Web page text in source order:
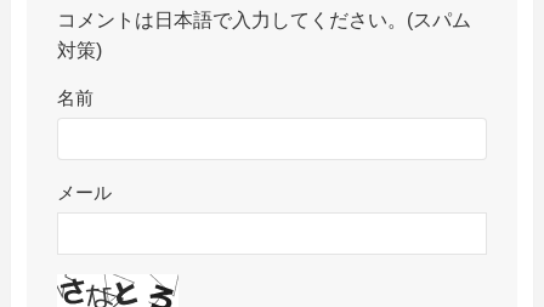
コメントは日本語で入力してください。(スパム
対策)
名前
メール